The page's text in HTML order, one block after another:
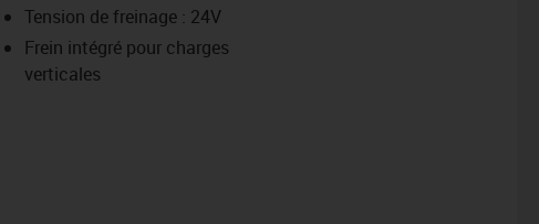
Tension de freinage : 24V
Frein intégré pour charges
verticales